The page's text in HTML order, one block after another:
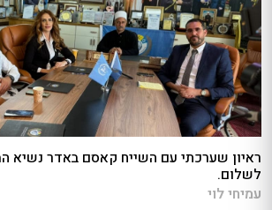
ראיון שערכתי עם השייח קאסם באדר נשיא
לשלום.
עמיחי לוי